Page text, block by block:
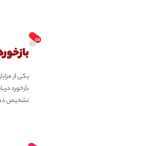
یکی از
بازخورد
تشخیص